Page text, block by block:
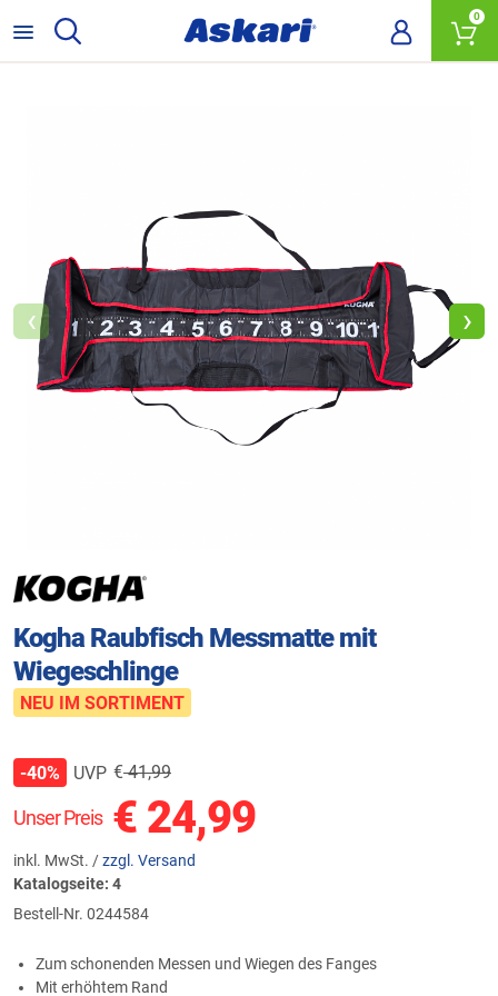
0
‹ ›
Kogha Raubfisch Messmatte mit
Wiegeschlinge
NEU IM SORTIMENT
Unser Preis € 24,99
inkl. MwSt. /zzgl. Versand
-40% UVP €41,99
Katalogseite: 4
Bestell-Nr. 0244584
Zum schonenden Messen und Wiegen des Fanges
Mit erhöhtem Rand